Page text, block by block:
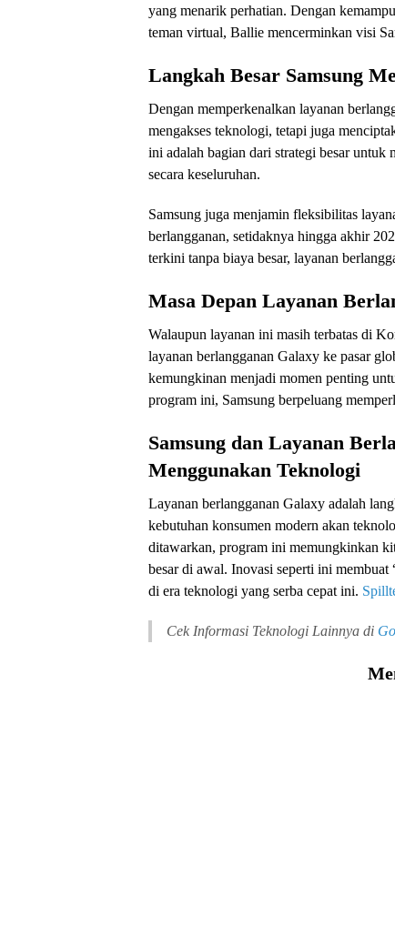
yang menarik perhatian. Dengan
teman virtual, Ballie mencerminkan visi
Langkah Besar Samsung
Dengan memperkenalkan layanan
mengakses teknologi, tetapi juga
ini adalah bagian dari strategi besar untuk
secara keseluruhan.
Samsung juga menjamin fleksibilitas
berlangganan, setidaknya hingga akhir
terkini tanpa biaya besar, layanan
Masa Depan Layanan
Walaupun layanan ini masih terbatas di
layanan berlangganan Galaxy ke pasar
kemungkinan menjadi momen penting
program ini, Samsung berpeluang
Samsung dan Layanan
Menggunakan Teknologi
Layanan berlangganan Galaxy adalah
kebutuhan konsumen modern akan
ditawarkan, program ini memungkinkan
besar di awal. Inovasi seperti ini
di era teknologi yang serba cepat ini.
Cek Informasi Teknologi Lainnya di